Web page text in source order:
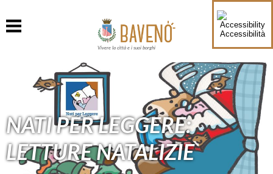
Accessibilità
Vivere la città e i suoi borghi
NATI PER LEGGERE:
LETTURE NATALIZIE